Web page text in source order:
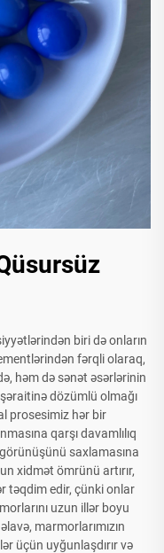
biri də onların
fərqli olaraq,
həm də sənət əsərlərinin
dözümlü olmağı
prosesimiz hər bir
qarşı davamlılıq
saxlamasına
xidmət ömrünü artırır,
təqdim edir, çünki onlar
uzun illər boyu
marmorlarımızın
üçün uyğunlaşdırır və